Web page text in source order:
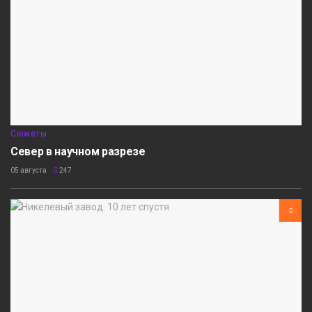
Сюжеты
Север в научном разрезе
05 августа 247